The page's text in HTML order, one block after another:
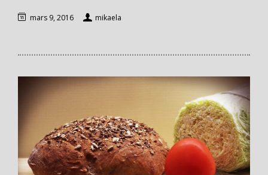
mars 9, 2016 mikaela